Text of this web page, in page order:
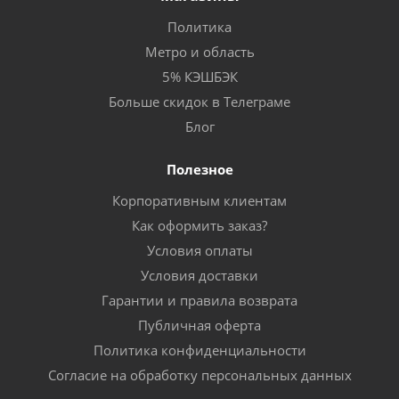
Политика
Метро и область
5% КЭШБЭК
Больше скидок в Телеграме
Блог
Полезное
Корпоративным клиентам
Как оформить заказ?
Условия оплаты
Условия доставки
Гарантии и правила возврата
Публичная оферта
Политика конфиденциальности
Согласие на обработку персональных данных